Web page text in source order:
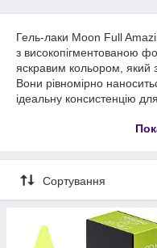
Гель-лаки Moon Full
з високопігментованою
яскравим кольором, який
Вони рівномірно
ідеальну консистенцію
кольорів. Продукт
насичене покриття
стійкість до
глянсовий фініш і
Сортування